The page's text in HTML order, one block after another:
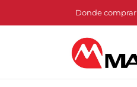
Donde comprar